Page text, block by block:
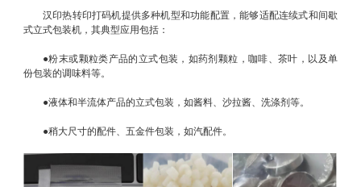
汉印热转印打码机提供多种机型和功能配置，能够适配连续式和间歇
式立式包装机，其典型应用包括：
●粉末或颗粒类产品的立式包装，如药剂颗粒，咖啡、茶叶，以及单
份包装的调味料等。
●液体和半流体产品的立式包装，如酱料、沙拉酱、洗涤剂等。
●稍大尺寸的配件、五金件包装，如汽配件。